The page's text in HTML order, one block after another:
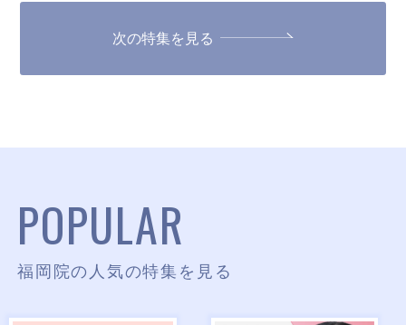
次の特集を見る
POPULAR
福岡院の人気の特集を見る